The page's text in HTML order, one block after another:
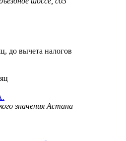
до вычета налогов
значения Астана